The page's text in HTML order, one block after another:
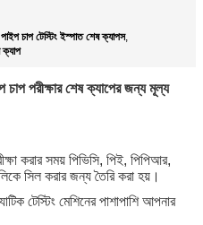
পাইপ চাপ টেস্টিং ইস্পাত শেষ ক্যাপস,
ক্যাপ
পরীক্ষার শেষ ক্যাপের জন্য মূল্য
করার সময় পিভিসি, পিই, পিপিআর,
সিল করার জন্য তৈরি করা হয়।
টেস্টিং মেশিনের পাশাপাশি আপনার